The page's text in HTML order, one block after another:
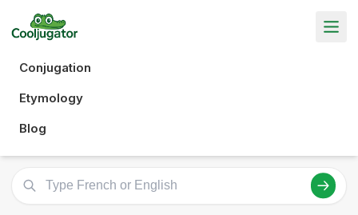
Conjugation
Etymology
Blog